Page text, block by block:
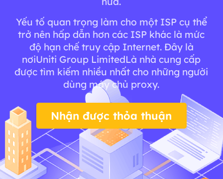
Yếu tố quan trọng làm cho một ISP cụ thể
trở nên hấp dẫn hơn các ISP khác là mức
độ hạn chế truy cập Internet. Đây là
nơiUniti Group LimitedLà nhà cung cấp
được tìm kiếm nhiều nhất cho những người
dùng máy chủ proxy.
Nhận được thỏa thuận